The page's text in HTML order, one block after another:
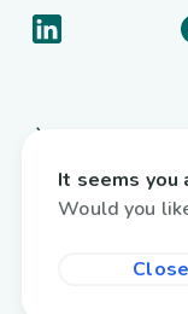
Liens utiles
It seems you
Would you
Close